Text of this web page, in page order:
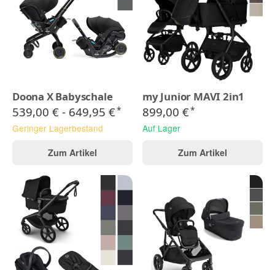
Doona X Babyschale
539,00 € - 649,95 €*
Geringer Lagerbestand
Zum Artikel
my Junior MAVI 2in1
899,00 €*
Auf Lager
Zum Artikel